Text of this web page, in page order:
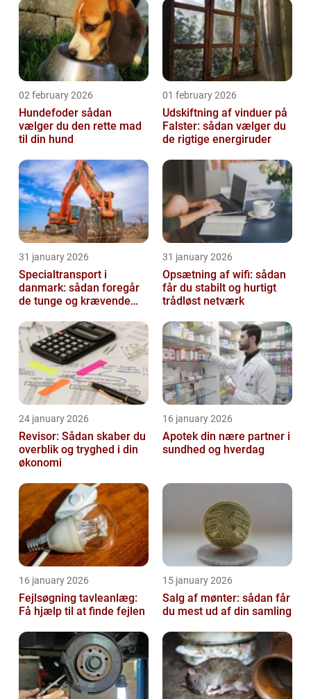
02 february 2026
Hundefoder sådan
vælger du den rette mad
til din hund
01 february 2026
Udskiftning af vinduer på
Falster: sådan vælger du
de rigtige energiruder
31 january 2026
Specialtransport i
danmark: sådan foregår
de tunge og krævende
31 january 2026
Opsætning af wifi: sådan
får du stabilt og hurtigt
trådløst netværk
24 january 2026
Revisor: Sådan skaber du
overblik og tryghed i din
økonomi
16 january 2026
Apotek din nære partner i
sundhed og hverdag
16 january 2026
Fejlsøgning tavleanlæg:
Få hjælp til at finde fejlen
15 january 2026
Salg af mønter: sådan får
du mest ud af din samling